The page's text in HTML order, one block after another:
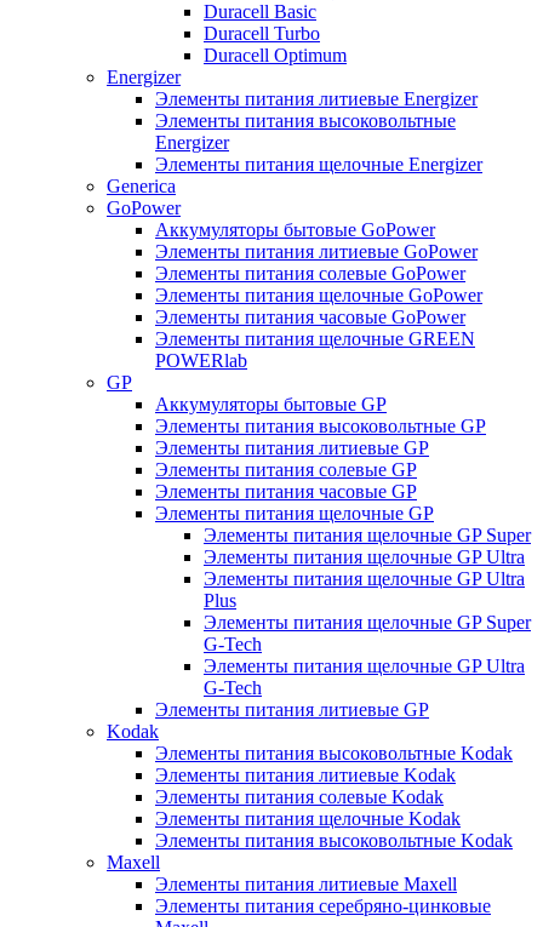
Duracell Basic
Duracell Turbo
Duracell Optimum
Energizer
Элементы питания литиевые Energizer
Элементы питания высоковольтные
Energizer
Элементы питания щелочные Energizer
Generica
GoPower
Аккумуляторы бытовые GoPower
Элементы питания литиевые GoPower
Элементы питания солевые GoPower
Элементы питания щелочные GoPower
Элементы питания часовые GoPower
Элементы питания щелочные GREEN
POWERlab
GP
Аккумуляторы бытовые GP
Элементы питания высоковольтные GP
Элементы питания литиевые GP
Элементы питания солевые GP
Элементы питания часовые GP
Элементы питания щелочные GP
Элементы питания щелочные GP Super
Элементы питания щелочные GP Ultra
Элементы питания щелочные GP Ultra
Plus
Элементы питания щелочные GP Super
G-Tech
Элементы питания щелочные GP Ultra
G-Tech
Элементы питания литиевые GP
Kodak
Элементы питания высоковольтные Kodak
Элементы питания литиевые Kodak
Элементы питания солевые Kodak
Элементы питания щелочные Kodak
Элементы питания высоковольтные Kodak
Maxell
Элементы питания литиевые Maxell
Элементы питания серебряно-цинковые